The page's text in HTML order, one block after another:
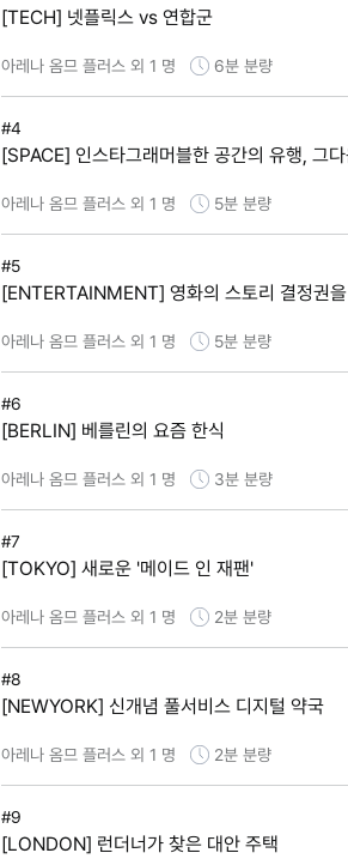
[TECH] 넷플릭스 vs 연합군
아레나 옴므 플러스 외 1 명 6분 분량
#4
[SPACE] 인스타그래머블한 공간의 유행, 그
아레나 옴므 플러스 외 1 명 5분 분량
#5
[ENTERTAINMENT] 영화의 스토리 결정권
아레나 옴므 플러스 외 1 명 5분 분량
#6
[BERLIN] 베를린의 요즘 한식
아레나 옴므 플러스 외 1 명 3분 분량
#7
[TOKYO] 새로운 '메이드 인 재팬'
아레나 옴므 플러스 외 1 명 2분 분량
#8
[NEWYORK] 신개념 풀서비스 디지털 약국
아레나 옴므 플러스 외 1 명 2분 분량
#9
[LONDON] 런더너가 찾은 대안 주택